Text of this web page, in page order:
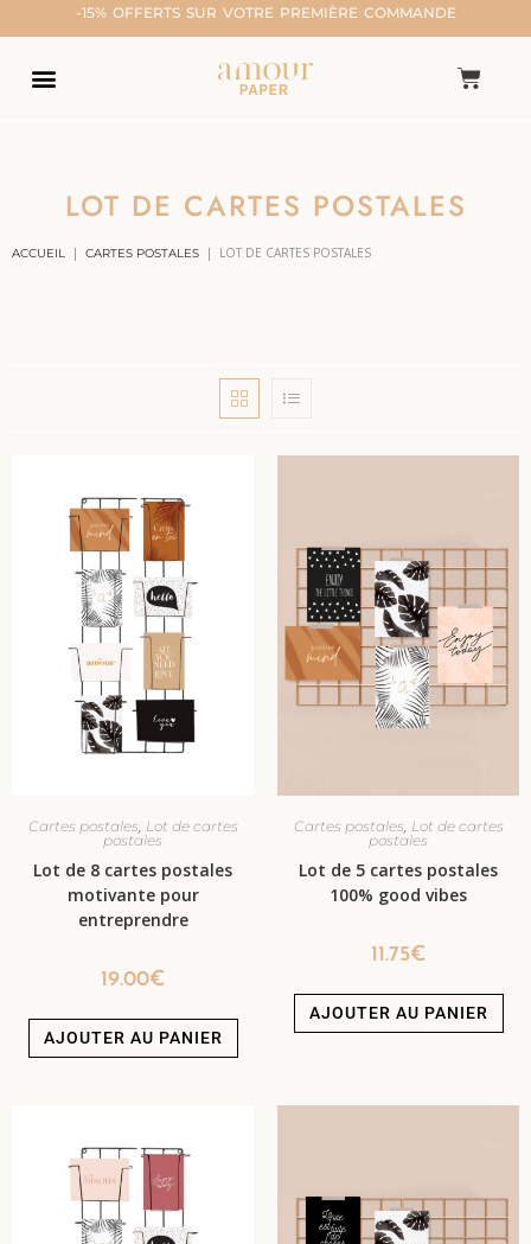
-15% OFFERTS SUR VOTRE PREMIÈRE COMMANDE
LOT DE CARTES POSTALES
ACCUEIL | CARTES POSTALES | LOT DE CARTES POSTALES
Cartes postales, Lot de cartes
postales
Lot de 8 cartes postales
motivante pour
entreprendre
19.00€
AJOUTER AU PANIER
Cartes postales, Lot de cartes
postales
Lot de 5 cartes postales
100% good vibes
11.75€
AJOUTER AU PANIER